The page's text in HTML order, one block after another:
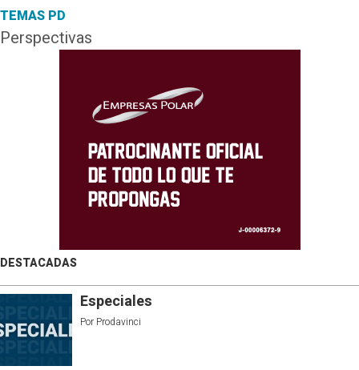
TEMAS PD
Perspectivas
DESTACADAS
Especiales
Por Prodavinci